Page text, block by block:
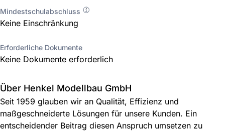
Mindestschulabschluss
Keine Einschränkung
Erforderliche Dokumente
Keine Dokumente erforderlich
Über Henkel Modellbau GmbH
Seit 1959 glauben wir an Qualität, Effizienz und
maßgeschneiderte Lösungen für unsere Kunden. Ein
entscheidender Beitrag diesen Anspruch umsetzen zu